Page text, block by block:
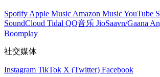
Spotify Apple Music Amazon MusicYouTube
SoundCloud Tidal QQ音乐 JioSaavn/Gaana
Boomplay
社交媒体
Instagram TikTok X (Twitter) Facebook